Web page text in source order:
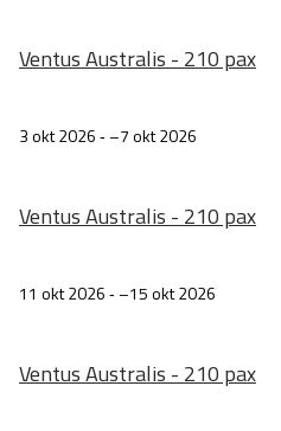
Ventus Australis - 210 pax
3 okt 2026‐ 7 okt 2026
Ventus Australis - 210 pax
11 okt 2026‐ 15 okt 2026
Ventus Australis - 210 pax